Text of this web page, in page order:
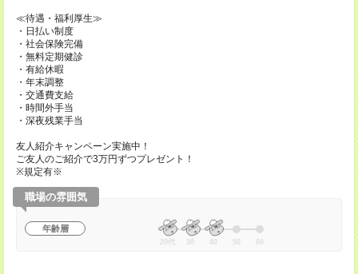
≪待遇・福利厚生≫
・日払い制度
・社会保険完備
・無料定期健診
・有給休暇
・年末調整
・交通費支給
・時間外手当
・深夜残業手当
友人紹介キャンペーン実施中！
ご友人のご紹介で3万円ずつプレゼント！
※規定有※
職場の雰囲気
年齢層
20代 30 40 50 60